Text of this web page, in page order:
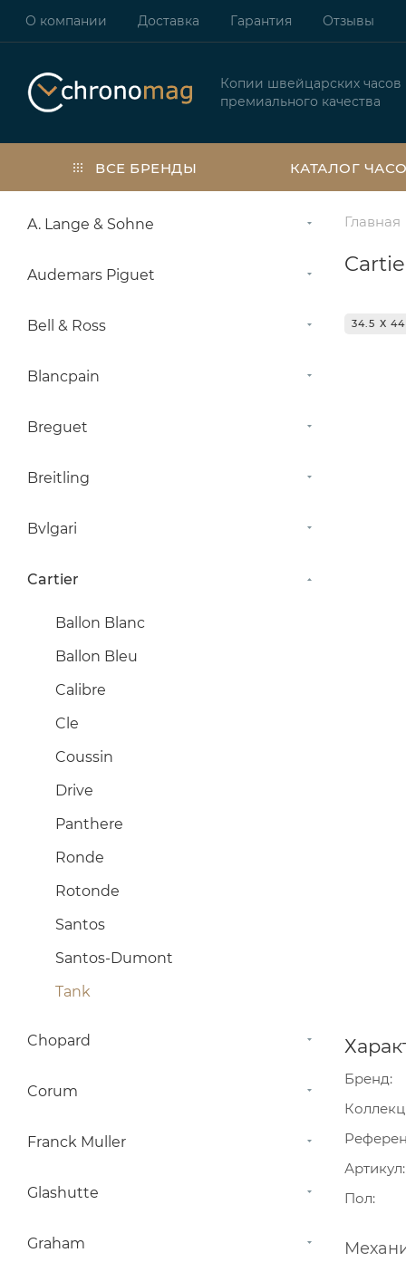
О компании Доставка Гарантия Отзывы
Копии швейцарских часов
премиального качества
ВСЕ БРЕНДЫ КАТАЛОГ
Главная
34.5 Х
Бренд
Артикул
Пол
A. Lange & Sohne
Audemars Piguet
Bell & Ross
Blancpain
Breguet
Breitling
Bvlgari
Cartier
Ballon Blanc
Ballon Bleu
Calibre
Cle
Coussin
Drive
Panthere
Ronde
Rotonde
Santos
Santos-Dumont
Tank
Chopard
Corum
Franck Muller
Glashutte
Graham